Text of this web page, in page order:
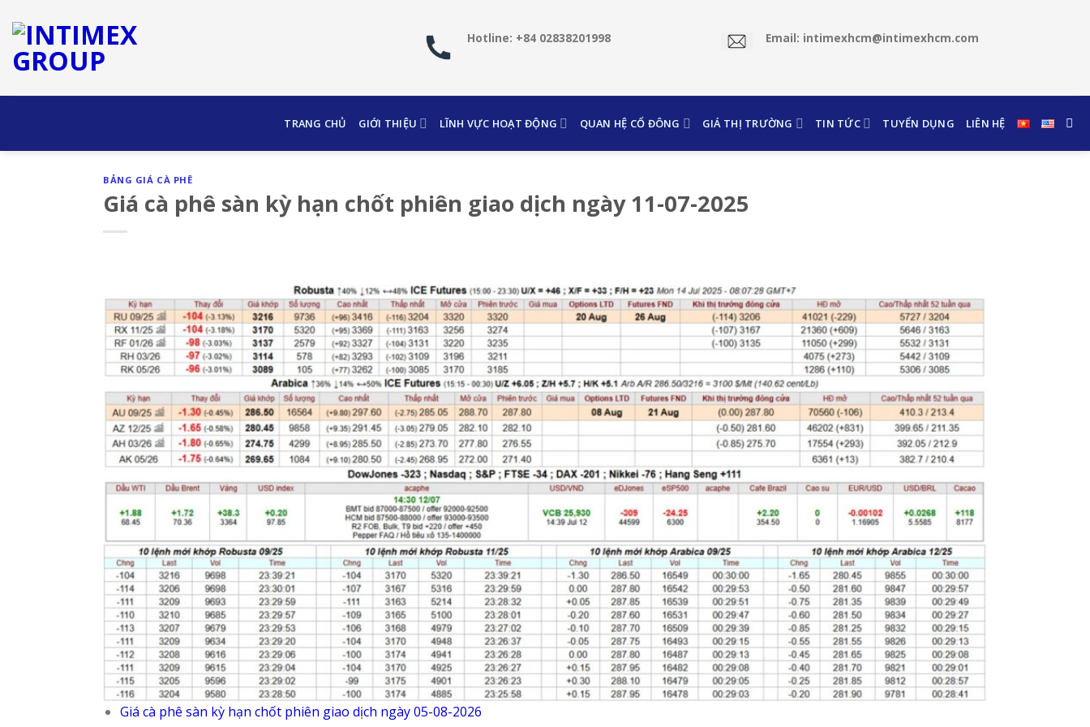
content
Hotline: +84 02838201998 Email: intimexhcm@intimexhcm.com
TRANG CHỦ GIỚI THIỆU LĨNH VỰC HOẠT ĐỘNG QUAN HỆ CỔ ĐÔNG GIÁ THỊ TRƯỜNG TIN TỨC TUYỂN DỤNG LIÊN HỆ
BẢNG GIÁ CÀ PHÊ
Giá cà phê sàn kỳ hạn chốt phiên giao dịch ngày 11-07-2025
Giá cà phê sàn kỳ hạn chốt phiên giao dịch ngày 05-08-2026